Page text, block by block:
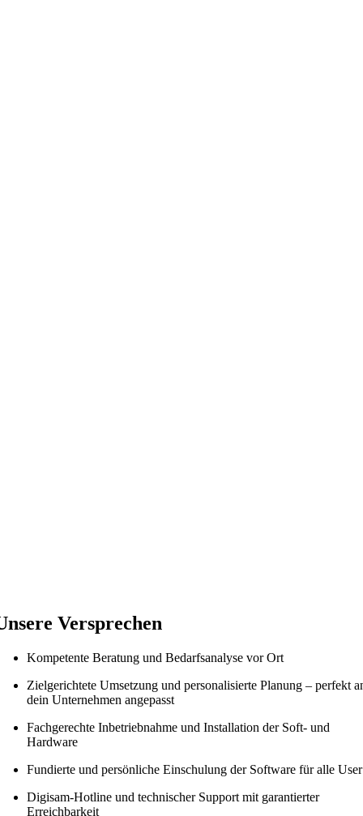
Versprechen
Kompetente Beratung und Bedarfsanalyse vor Ort
Zielgerichtete Umsetzung und personalisierte Planung – perfekt
dein Unternehmen angepasst
Fachgerechte Inbetriebnahme und Installation der Soft- und
Hardware
Fundierte und persönliche Einschulung der Software für alle User
Digisam-Hotline und technischer Support mit garantierter
Erreichbarkeit